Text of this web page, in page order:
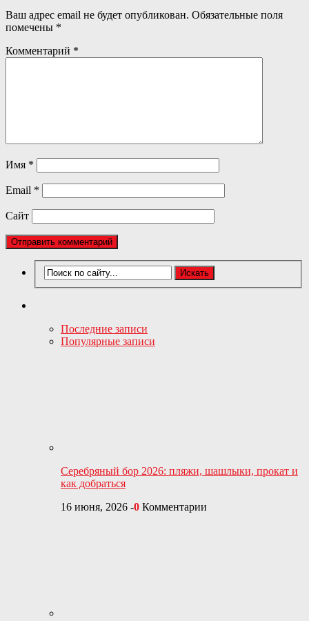
Ваш адрес email не будет опубликован. Обязательные поля
помечены *
Комментарий *
Имя *
Email *
Сайт
Последние записи
Популярные записи
Серебряный бор 2026: пляжи, шашлыки, прокат и
как добраться
16 июня, 2026 -0 Комментарии